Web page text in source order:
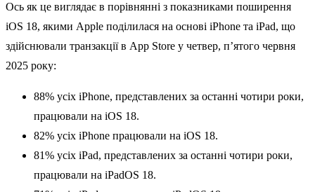
Ось як це виглядає в порівнянні з показниками поширення
iOS 18, якими Apple поділилася на основі iPhone та iPad, що
здійснювали транзакції в App Store у четвер, п’ятого червня
2025 року:
88% усіх iPhone, представлених за останні чотири роки,
працювали на iOS 18.
82% усіх iPhone працювали на iOS 18.
81% усіх iPad, представлених за останні чотири роки,
працювали на iPadOS 18.